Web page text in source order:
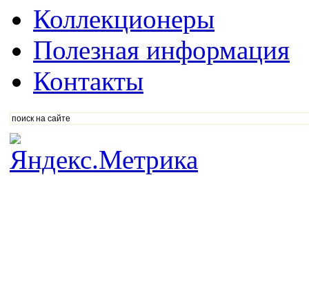
Коллекционеры
Полезная информация
Контакты